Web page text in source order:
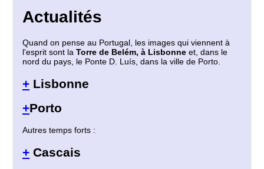
Actualités
Quand on pense au Portugal, les images qui viennent à
l'esprit sont la Torre de Belém, à Lisbonne et, dans le
nord du pays, le Ponte D. Luís, dans la ville de Porto.
+ Lisbonne
+Porto
Autres temps forts :
+ Cascais